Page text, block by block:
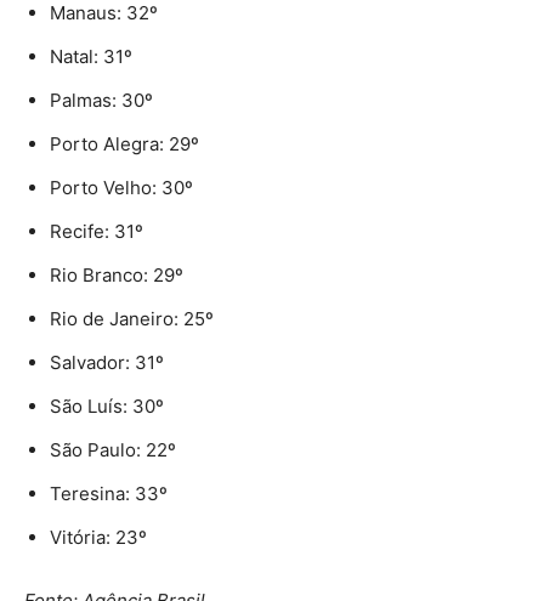
Manaus: 32º
Natal: 31º
Palmas: 30º
Porto Alegra: 29º
Porto Velho: 30º
Recife: 31º
Rio Branco: 29º
Rio de Janeiro: 25º
Salvador: 31º
São Luís: 30º
São Paulo: 22º
Teresina: 33º
Vitória: 23º